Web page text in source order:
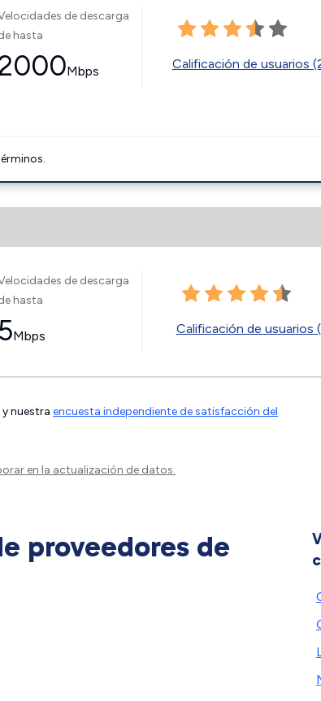
de descarga
hasta
Mbps Calificación de usuarios
de descarga
hasta
5Mbps Calificación de usuarios
nuestra encuesta independiente de satisfacción del
en la actualización de datos.
proveedores de